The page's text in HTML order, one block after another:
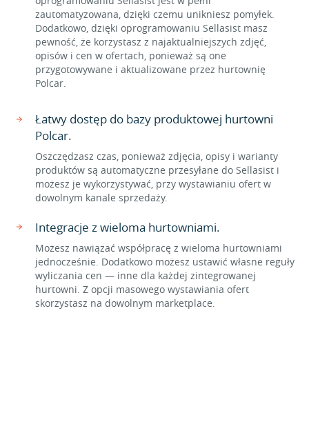
zautomatyzowana, dzięki czemu unikniesz pomyłek.
Dodatkowo, dzięki oprogramowaniu Sellasist masz
pewność, że korzystasz z najaktualniejszych zdjęć,
opisów i cen w ofertach, ponieważ są one
przygotowywane i aktualizowane przez hurtownię
Polcar.
Łatwy dostęp do bazy produktowej hurtowni
Polcar.
Oszczędzasz czas, ponieważ zdjęcia, opisy i warianty
produktów są automatyczne przesyłane do Sellasist i
możesz je wykorzystywać, przy wystawianiu ofert w
dowolnym kanale sprzedaży.
Integracje z wieloma hurtowniami.
Możesz nawiązać współpracę z wieloma hurtowniami
jednocześnie. Dodatkowo możesz ustawić własne reguły
wyliczania cen — inne dla każdej zintegrowanej
hurtowni. Z opcji masowego wystawiania ofert
skorzystasz na dowolnym marketplace.